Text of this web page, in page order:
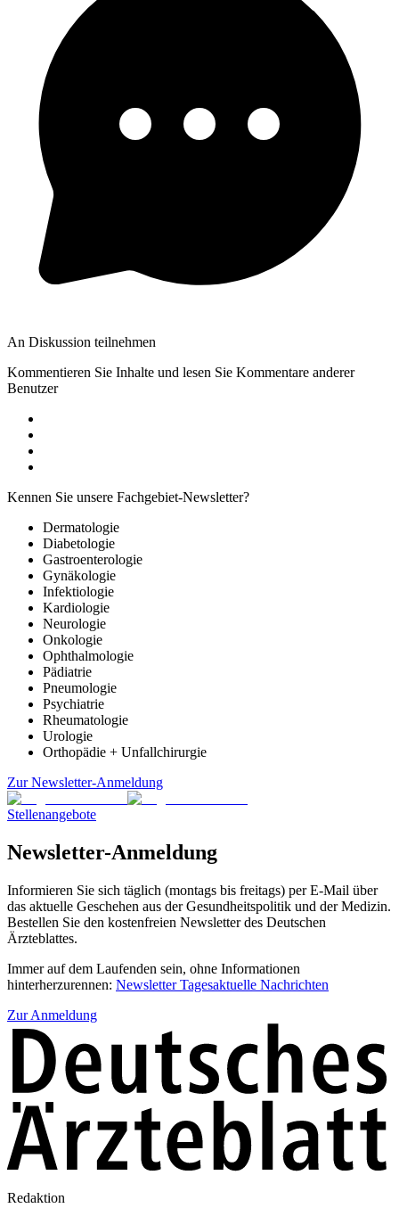
An Diskussion teilnehmen
Kommentieren Sie Inhalte und lesen Sie Kommentare anderer
Benutzer
Kennen Sie unsere Fachgebiet-Newsletter?
Dermatologie
Diabetologie
Gastroenterologie
Gynäkologie
Infektiologie
Kardiologie
Neurologie
Onkologie
Ophthalmologie
Pädiatrie
Pneumologie
Psychiatrie
Rheumatologie
Urologie
Orthopädie + Unfallchirurgie
Zur Newsletter-Anmeldung
Stellenangebote
Newsletter-Anmeldung
Informieren Sie sich täglich (montags bis freitags) per E-Mail über
das aktuelle Geschehen aus der Gesundheitspolitik und der Medizin.
Bestellen Sie den kostenfreien Newsletter des Deutschen
Ärzteblattes.
Immer auf dem Laufenden sein, ohne Informationen
hinterherzurennen: Newsletter Tagesaktuelle Nachrichten
Zur Anmeldung
Redaktion